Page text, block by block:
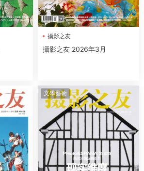
攝影之友
攝影之友 2026年3月
文學藝術